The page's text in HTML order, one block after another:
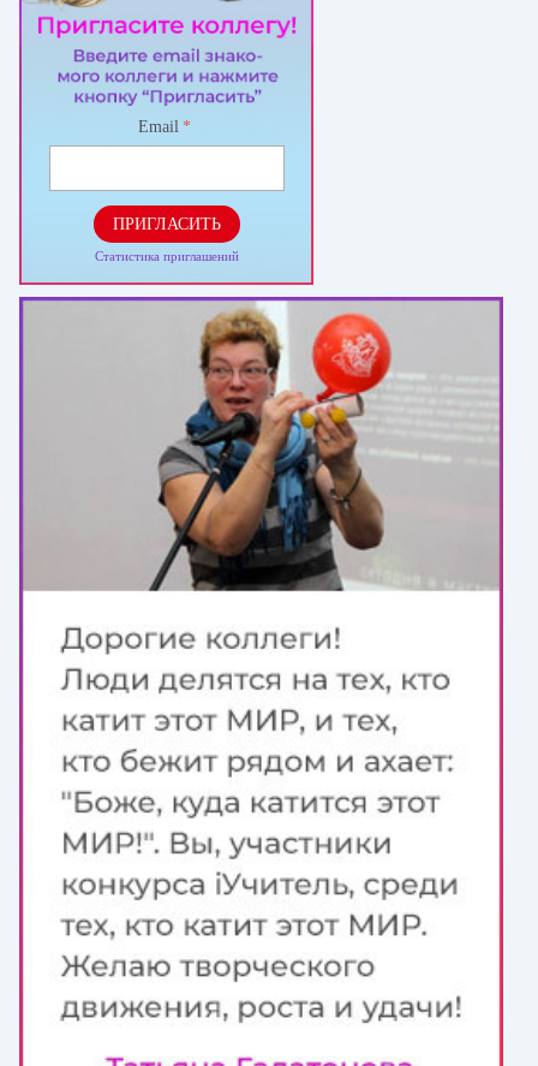
Email *
ПРИГЛАСИТЬ
Статистика приглашений